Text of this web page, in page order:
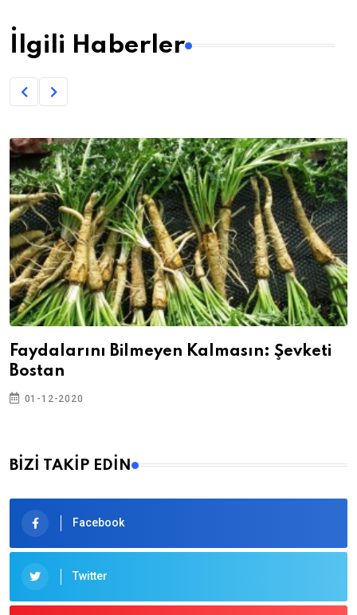
İlgili Haberler
Faydalarını Bilmeyen Kalmasın: Şevketi
Bostan
01-12-2020
BİZİ TAKİP EDİN
Facebook
Twitter